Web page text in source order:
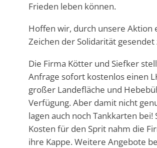
Frieden leben können.
Hoffen wir, durch unsere Aktion
Zeichen der Solidarität gesendet
Die Firma Kötter und Siefker
Anfrage sofort kostenlos einen
großer Landefläche und
Verfügung. Aber damit nicht
lagen auch noch Tankkarten bei!
Kosten für den Sprit nahm die
ihre Kappe. Weitere Angebote